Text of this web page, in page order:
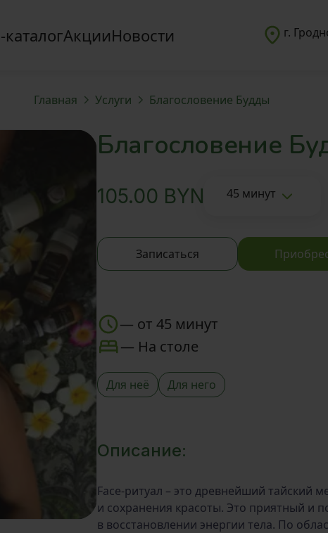
каталогАкцииНовости г.
Главная Услуги Благословение Будды
Благословение
105.00 BYN 45 минут
Записаться
— от 45 минут
— На столе
Для неё Для него
Описание:
Face-ритуал – это древнейший тайский
и сохранения красоты. Это приятный и
в восстановлении энергии тела. По